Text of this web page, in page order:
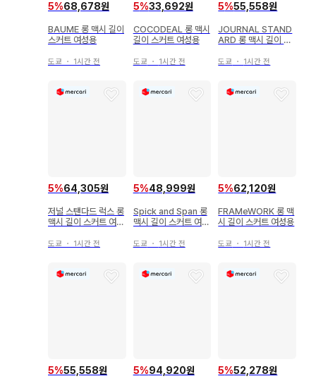
5%68,678원
BAUME 롱 맥시 길이
스커트 여성용
도쿄 ・ 1시간 전
5%33,692원
COCODEAL 롱 맥시
길이 스커트 여성용
도쿄 ・ 1시간 전
5%55,558원
JOURNAL STAND
ARD 롱 맥시 길이 스
도쿄 ・ 1시간 전
5%64,305원
저널 스탠다드 럭스 롱
맥시 길이 스커트 여성
도쿄 ・ 1시간 전
5%48,999원
Spick and Span 롱
맥시 길이 스커트 여성
도쿄 ・ 1시간 전
5%62,120원
FRAMeWORK 롱 맥
시 길이 스커트 여성용
도쿄 ・ 1시간 전
5%55,558원 5%94,920원 5%52,278원